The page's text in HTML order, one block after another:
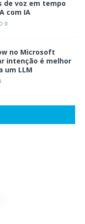
de voz em tempo
com IA
0
no Microsoft
intenção é melhor
um LLM